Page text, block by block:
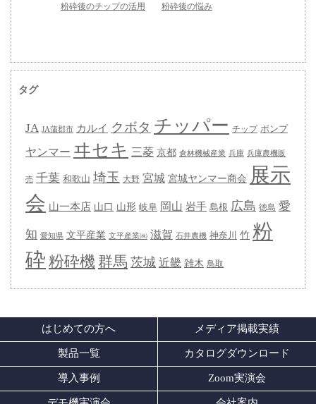
粉砕後のチップの活用 粉砕後の悩み
タグ
JA JA蒲郡市 カルイ クボタ チッパー チップ ポンプ
ヤンマー ヰセキ 三菱 京都 倉林機械産業 兵庫 兵庫農機販
売 千葉 和歌山 埼玉 大野 宮城 宮城ヤンマー商会 展示
会 山一本店 山口 山形 岐阜 岡山 岩手 島根 広島 徳島 愛
知 愛知県 文平産業 文平産業㈱ 滋賀 石井農機 神奈川 竹 粉
砕 粉砕機 群馬 茨城 近畿 雑木 鳥取
はじめての方へ メディア掲載実績
製品一覧 カタログダウンロード
導入事例 Zoom実演会